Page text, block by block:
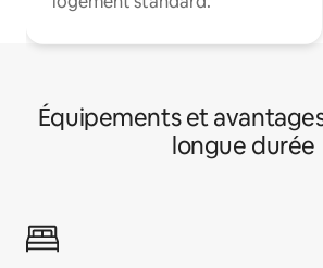
Équipements et
longue durée